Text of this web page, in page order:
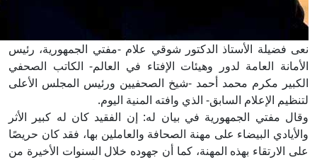
فضيلة الأستاذ الدكتور شوقي علام -مفتي الجمهورية، رئيس
العامة لدور وهيئات الإفتاء في العالم- الكاتب الصحفي
مكرم محمد أحمد -شيخ الصحفيين ورئيس المجلس الأعلى
الإعلام السابق- الذي وافته المنية اليوم.
مفتي الجمهورية في بيان له: إن الفقيد كان له كبير الأثر
البيضاء على مهنة الصحافة والعاملين بها، فقد كان حريصًا
الارتقاء بهذه المهنة، كما أن جهوده خلال السنوات الأخيرة من